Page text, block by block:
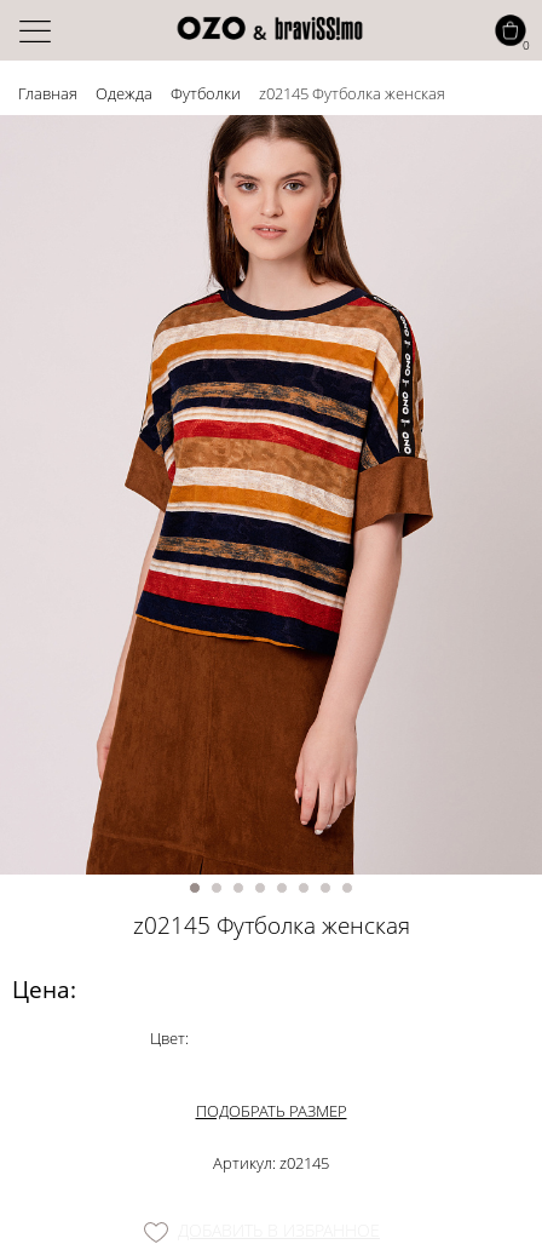
Главная Одежда Футболки z02145 Футболка женская
z02145 Футболка женская
Цена:
Цвет:
ПОДОБРАТЬ РАЗМЕР
Артикул: z02145
0